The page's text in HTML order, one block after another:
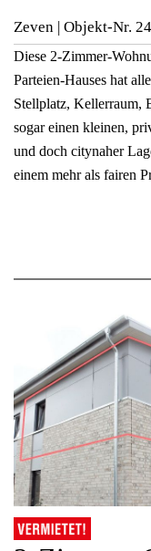
Zeven | Objekt-Nr.
Diese 2-Zimmer-
Parteien-Hauses hat
Stellplatz, Kellerraum,
sogar einen kleinen,
und doch citynaher
einem mehr als fairen